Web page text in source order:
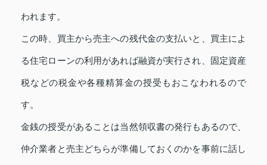
われます。
この時、買主から売主への残代金の支払いと、買主によ
る住宅ローンの利用があれば融資が実行され、固定資産
税などの税金や各種精算金の授受もおこなわれるので
す。
金銭の授受があることは当然領収書の発行もあるので、
仲介業者と売主どちらが準備しておくのかを事前に話し